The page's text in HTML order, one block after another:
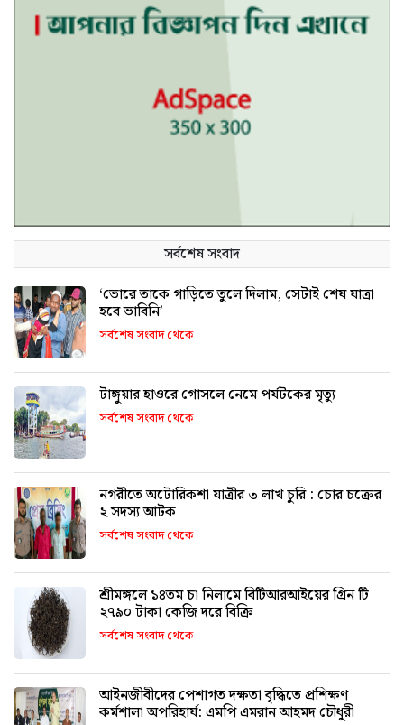
সর্বশেষ সংবাদ
‘ভোরে তাকে গাড়িতে তুলে দিলাম, সেটাই শেষ যাত্রা
হবে ভাবিনি’
সর্বশেষ সংবাদ থেকে
টাঙ্গুয়ার হাওরে গোসলে নেমে পর্যটকের মৃত্যু
সর্বশেষ সংবাদ থেকে
নগরীতে অটোরিকশা যাত্রীর ৩ লাখ চুরি : চোর চক্রের
২ সদস্য আটক
সর্বশেষ সংবাদ থেকে
শ্রীমঙ্গলে ১৪তম চা নিলামে বিটিআরআইয়ের গ্রিন টি
২৭৯০ টাকা কেজি দরে বিক্রি
সর্বশেষ সংবাদ থেকে
আইনজীবীদের পেশাগত দক্ষতা বৃদ্ধিতে প্রশিক্ষণ
কর্মশালা অপরিহার্য: এমপি এমরান আহমদ চৌধুরী